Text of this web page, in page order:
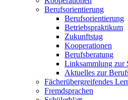
Berufsorientierung
Berufsorientierung
Betriebspraktikum
Zukunftstag
Kooperationen
Berufsberatung
Linksammlung zur
Aktuelles zur
Fächerübergreifendes
Fremdsprachen